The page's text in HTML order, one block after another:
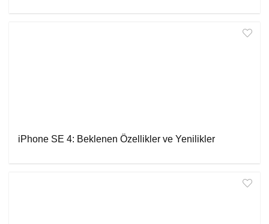
iPhone SE 4: Beklenen Özellikler ve Yenilikler